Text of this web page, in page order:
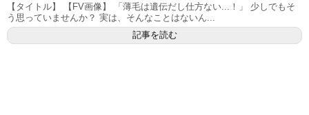
【タイトル】 【FV画像】 「薄毛は遺伝だし仕方ない...！」 少しでもそ
う思っていませんか？ 実は、そんなことはないん...
記事を読む